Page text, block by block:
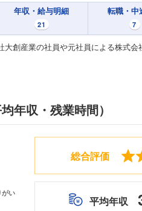
年収・給与明細
21
転職・中
7
創産業の社員や元社員による株式
年収・残業時間）
総合評価
平均年収